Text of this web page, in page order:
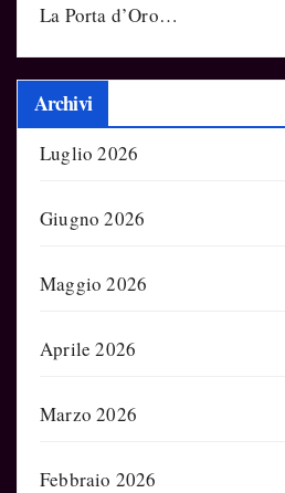
La Porta d’Oro…
Archivi
Luglio 2026
Giugno 2026
Maggio 2026
Aprile 2026
Marzo 2026
Febbraio 2026